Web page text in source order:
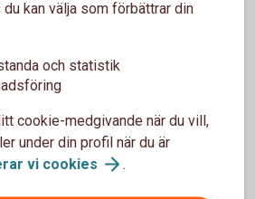
helt innan du använder
till en uppvärmningskälla som inte
bränslen
kan välja som förbättrar din
och statistik
cookie-medgivande när du vill,
under din profil när du är
vi cookies .